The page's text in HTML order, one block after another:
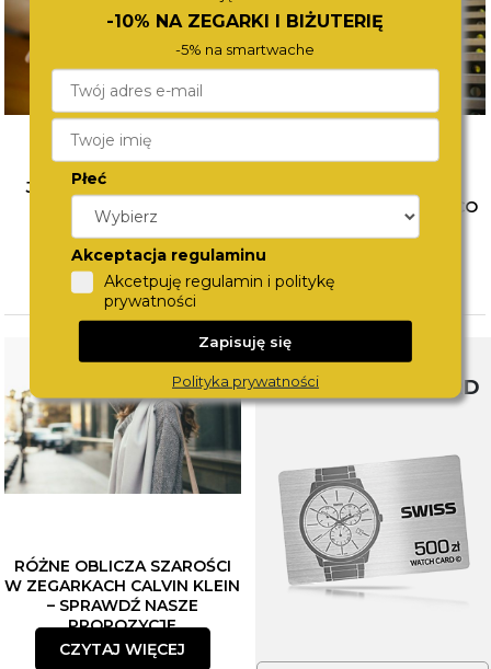
JAK ŁĄCZYĆ BIŻUTERIĘ?
POZNAJ SPOSOBY NA
MODNE STYLIZACJE
CZYTAJ WIĘCEJ
ZEGARKA DLA DZIECKA. CO
WZIĄĆ POD UWAGĘ?
CZYTAJ WIĘCEJ
RÓŻNE OBLICZA SZAROŚCI
W ZEGARKACH CALVIN KLEIN
– SPRAWDŹ NASZE
PROPOZYCJE
CZYTAJ WIĘCEJ
SWISS WATCHCARD
-10% NA ZEGARKI I BIŻUTERIĘ
-5% na smartwache
Płeć
Akceptacja regulaminu
Akcetpuję regulamin i politykę
prywatności
Zapisuję się
Polityka prywatności